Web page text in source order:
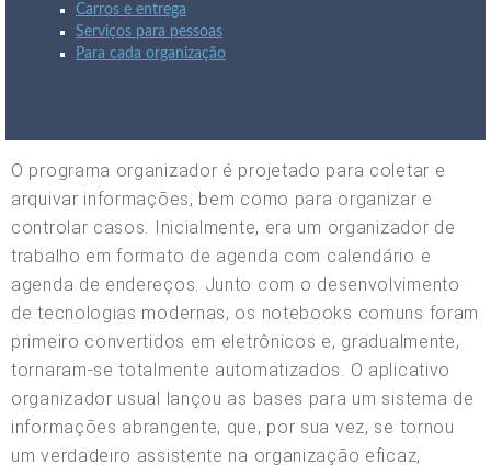
Carros e entrega
Serviços para pessoas
Para cada organização
O programa organizador é projetado para coletar e
arquivar informações, bem como para organizar e
controlar casos. Inicialmente, era um organizador de
trabalho em formato de agenda com calendário e
agenda de endereços. Junto com o desenvolvimento
de tecnologias modernas, os notebooks comuns foram
primeiro convertidos em eletrônicos e, gradualmente,
tornaram-se totalmente automatizados. O aplicativo
organizador usual lançou as bases para um sistema de
informações abrangente, que, por sua vez, se tornou
um verdadeiro assistente na organização eficaz,